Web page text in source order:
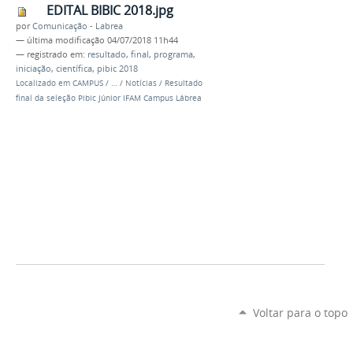
EDITAL BIBIC 2018.jpg
porComunicação - Labrea
— última modificação 04/07/2018 11h44
— registrado em: resultado, final, programa,
iniciação, científica, pibic 2018
Localizado em CAMPUS / / Notícias / Resultado
final da seleção Pibic Júnior IFAM Campus Lábrea
Voltar para o topo